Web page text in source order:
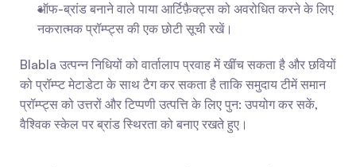
ऑफ-ब्रांड बनाने वाले पाया आर्टिफ़ैक्ट्स को अवरोधित करने के लिए
नकरात्मक प्रॉम्प्ट्स की एक छोटी सूची रखें।
Blabla उत्पन्न निधियों को वार्तालाप प्रवाह में खींच सकता है और छवियों
को प्रॉम्प्ट मेटाडेटा के साथ टैग कर सकता है ताकि समुदाय टीमें समान
प्रॉम्प्ट्स को उत्तरों और टिप्पणी उत्पत्ति के लिए पुन: उपयोग कर सकें,
वैश्विक स्केल पर ब्रांड स्थिरता को बनाए रखते हुए।